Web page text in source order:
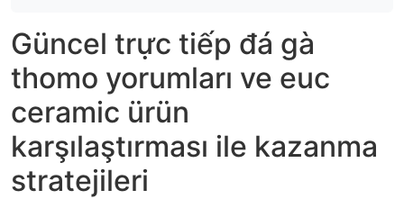
Güncel trực tiếp đá gà
thomo yorumları ve euc
ceramic ürün
karşılaştırması ile kazanma
stratejileri